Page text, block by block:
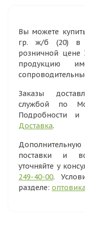
Вы можете
гр. ж/б (20) в
розничной цене
продукцию
Заказы
службой по
Подробности и
Доставка.
поставки и
уточняйте у
249-40-00.
разделе: